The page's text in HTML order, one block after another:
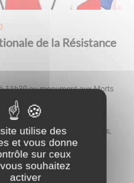
de la Résistance
11h30 au monument aux Morts
français.
du Ministère des Armées,
utilise des
et vous donne
sur ceux
souhaitez
activer